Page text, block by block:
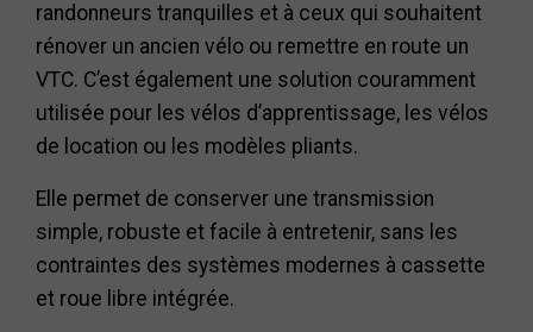
randonneurs tranquilles et à ceux qui souhaitent
rénover un ancien vélo ou remettre en route un
VTC. C’est également une solution couramment
utilisée pour les vélos d’apprentissage, les vélos
de location ou les modèles pliants.
Elle permet de conserver une transmission
simple, robuste et facile à entretenir, sans les
contraintes des systèmes modernes à cassette
et roue libre intégrée.